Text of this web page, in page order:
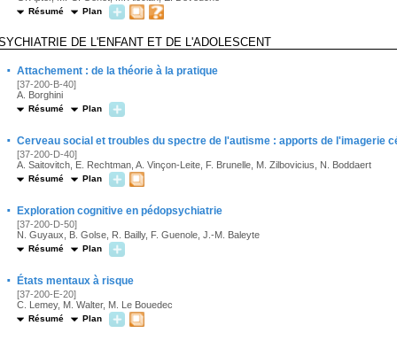
Résumé Plan
DE L'ENFANT ET DE L'ADOLESCENT
· Attachement : de la théorie à la pratique
[37-200-B-40]
A. Borghini
Résumé Plan
· Cerveau social et troubles du spectre de l'autisme : apports de l'imagerie
[37-200-D-40]
A. Saitovitch, E. Rechtman, A. Vinçon-Leite, F. Brunelle, M. Zilbovicius, N. Boddaert
Résumé Plan
· Exploration cognitive en pédopsychiatrie
[37-200-D-50]
N. Guyaux, B. Golse, R. Bailly, F. Guenole, J.-M. Baleyte
Résumé Plan
· États mentaux à risque
[37-200-E-20]
C. Lemey, M. Walter, M. Le Bouedec
Résumé Plan